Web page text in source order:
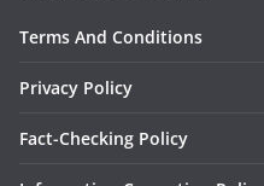
Terms And Conditions
Privacy Policy
Fact-Checking Policy